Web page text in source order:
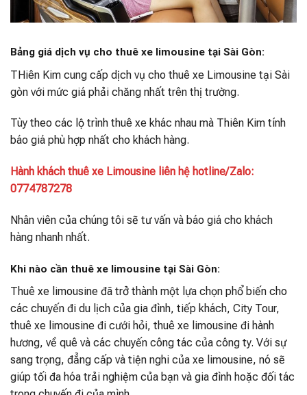
Bảng giá dịch vụ cho thuê xe limousine tại Sài Gòn:
THiên Kim cung cấp dịch vụ cho thuê xe Limousine tại Sài
gòn với mức giá phải chăng nhất trên thị trường.
Tùy theo các lộ trình thuê xe khác nhau mà Thiên Kim tính
báo giá phù hợp nhất cho khách hàng.
Hành khách thuê xe Limousine liên hệ hotline/Zalo:
0774787278
Nhân viên của chúng tôi sẽ tư vấn và báo giá cho khách
hàng nhanh nhất.
Khi nào cần thuê xe limousine tại Sài Gòn:
Thuê xe limousine đã trở thành một lựa chọn phổ biến cho
các chuyến đi du lịch của gia đình, tiếp khách, City Tour,
thuê xe limousine đi cưới hỏi, thuê xe limousine đi hành
hương, về quê và các chuyến công tác của công ty. Với sự
sang trọng, đẳng cấp và tiện nghi của xe limousine, nó sẽ
giúp tối đa hóa trải nghiệm của bạn và gia đình hoặc đối tác